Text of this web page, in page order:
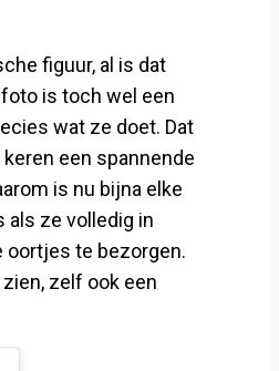
figuur, al is dat
is toch wel een
wat ze doet. Dat
een spannende
is nu bijna elke
als ze volledig in
oortjes te bezorgen.
zelf ook een